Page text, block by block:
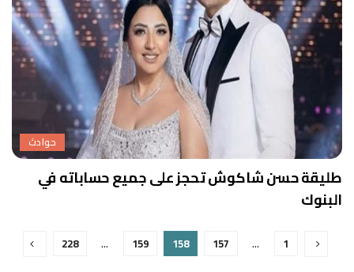
حوادث
طليقة حسن شاكوش تحجز على جميع حساباته في
البنوك
1
…
157
158
159
…
228